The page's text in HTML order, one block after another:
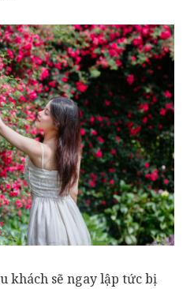
khách sẽ ngay lập tức bị